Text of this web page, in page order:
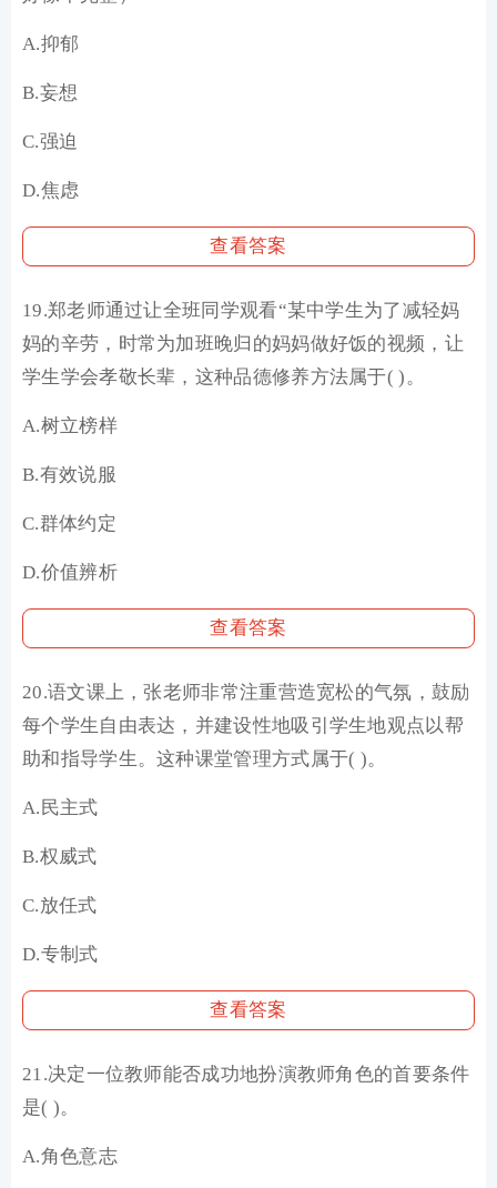
A.抑郁
B.妄想
C.强迫
D.焦虑
查看答案
19.郑老师通过让全班同学观看“某中学生为了减轻妈
妈的辛劳，时常为加班晚归的妈妈做好饭的视频，让
学生学会孝敬长辈，这种品德修养方法属于( )。
A.树立榜样
B.有效说服
C.群体约定
D.价值辨析
查看答案
20.语文课上，张老师非常注重营造宽松的气氛，鼓励
每个学生自由表达，并建设性地吸引学生地观点以帮
助和指导学生。这种课堂管理方式属于( )。
A.民主式
B.权威式
C.放任式
D.专制式
查看答案
21.决定一位教师能否成功地扮演教师角色的首要条件
是( )。
A.角色意志